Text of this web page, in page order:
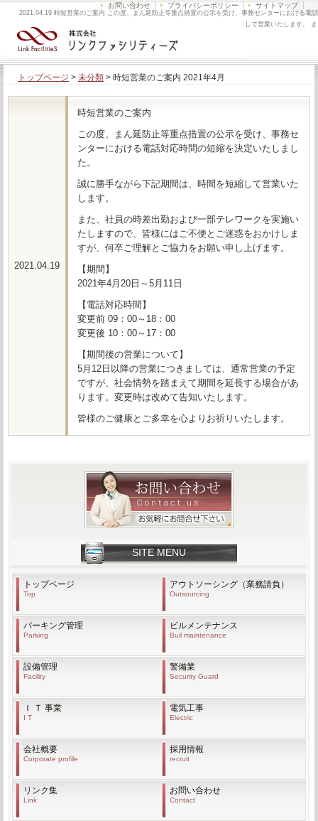
2021.04.19 時短営業のご案内 この度、まん延防止等重点措置の公示を受け、事務センターにおける電話
対応時間の短縮を決定いたしました。 誠に勝手ながら下記期間は、時間を短縮して営業いたします。 ま
た、社員の時差出勤 […]
お問い合わせ プライバシーポリシー サイトマップ
トップページ > 未分類 > 時短営業のご案内 2021年4月
2021.04.19
時短営業のご案内
この度、まん延防止等重点措置の公示を受け、事務セ
ンターにおける電話対応時間の短縮を決定いたしまし
た。
誠に勝手ながら下記期間は、時間を短縮して営業いた
します。
また、社員の時差出勤および一部テレワークを実施い
たしますので、皆様にはご不便とご迷惑をおかけしま
すが、何卒ご理解とご協力をお願い申し上げます。
【期間】
2021年4月20日～5月11日
【電話対応時間】
変更前 09：00～18：00
変更後 10：00～17：00
【期間後の営業について】
5月12日以降の営業につきましては、通常営業の予定
ですが、社会情勢を踏まえて期間を延長する場合があ
ります。変更時は改めて告知いたします。
皆様のご健康とご多幸を心よりお祈りいたします。
SITE MENU
トップページ
Top
アウトソーシング（業務請負）
Outsourcing
パーキング管理
Parking
ビルメンテナンス
Buil maintenance
設備管理
Facility
警備業
Security Guard
Ｉ Ｔ 事業
I T
電気工事
Electric
会社概要
Corporate profile
採用情報
recruit
リンク集
Link
お問い合わせ
Contact